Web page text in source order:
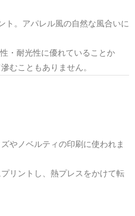
ト。アパレル風の自然な風合いに
・耐光性に優れていることか
むこともありません。
やノベルティの印刷に使われま
リントし、熱プレスをかけて転